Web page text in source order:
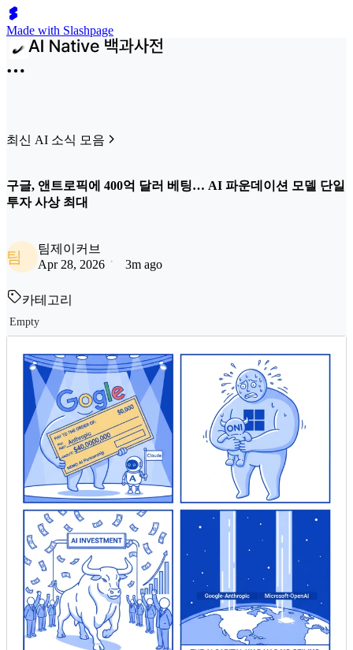
Made with Slashpage
최신 AI 소식 모음
구글, 앤트로픽에 400억 달러 베팅… AI 파운데이션 모델 단일
투자 사상 최대
팀
팀제이커브
Apr 28, 2026
3m ago
카테고리
Empty